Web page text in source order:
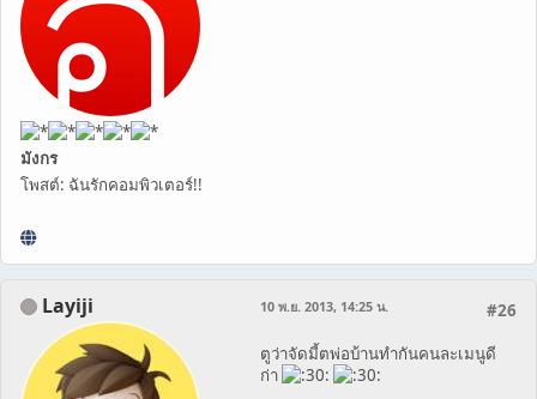
มังกร
โพสต์: ฉันรักคอมพิวเตอร์!!
Layiji #26
10 พ.ย. 2013, 14:25 น.
ตูว่าจัดมี้ตพ่อบ้านทำกันคนละเมนูดี
ก่า